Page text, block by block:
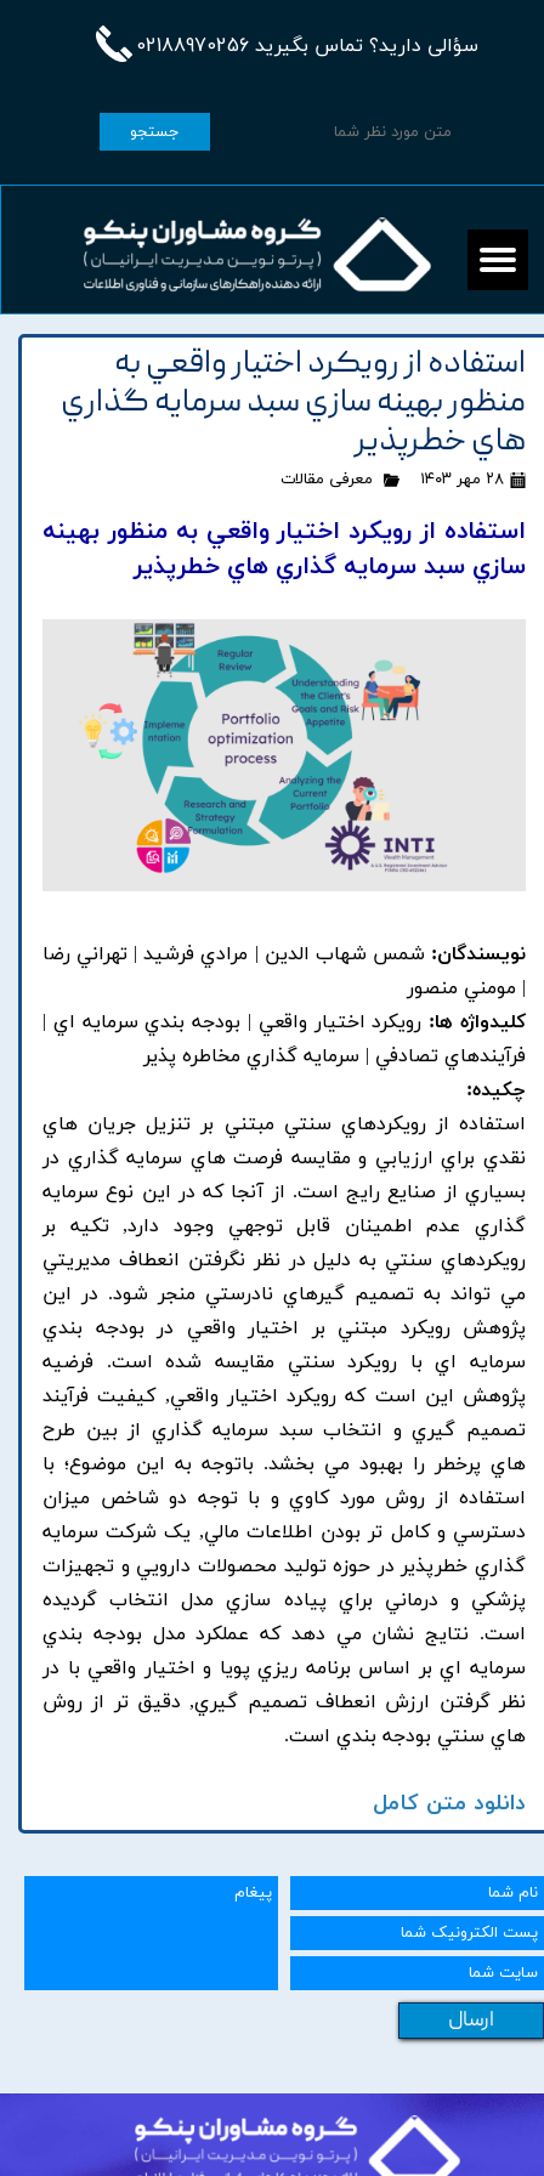
سؤالی دارید؟ تماس بگیرید 02188970256
جستجو
استفاده از رويکرد اختيار واقعي به
منظور بهينه سازي سبد سرمايه گذاري
هاي خطرپذير
۲۸ مهر ۱۴۰۳ معرفی مقالات
استفاده از رويکرد اختيار واقعي به منظور بهينه
سازي سبد سرمايه گذاري هاي خطرپذير
نویسندگان: شمس شهاب الدين | مرادي فرشيد | تهراني رضا
| مومني منصور
کلیدواژه ها: رويکرد اختيار واقعي | بودجه بندي سرمايه اي |
فرآيندهاي تصادفي | سرمايه گذاري مخاطره پذير
چکیده:
استفاده از رويکردهاي سنتي مبتني بر تنزيل جريان هاي
نقدي براي ارزيابي و مقايسه فرصت هاي سرمايه گذاري در
بسياري از صنايع رايج است. از آنجا که در اين نوع سرمايه
گذاري عدم اطمينان قابل توجهي وجود دارد, تکيه بر
رويکردهاي سنتي به دليل در نظر نگرفتن انعطاف مديريتي
مي تواند به تصميم گيرهاي نادرستي منجر شود. در اين
پژوهش رويکرد مبتني بر اختيار واقعي در بودجه بندي
سرمايه اي با رويکرد سنتي مقايسه شده است. فرضيه
پژوهش اين است که رويکرد اختيار واقعي, کيفيت فرآيند
تصميم گيري و انتخاب سبد سرمايه گذاري از بين طرح
هاي پرخطر را بهبود مي بخشد. باتوجه به اين موضوع؛ با
استفاده از روش مورد کاوي و با توجه دو شاخص ميزان
دسترسي و کامل تر بودن اطلاعات مالي, يک شرکت سرمايه
گذاري خطرپذير در حوزه توليد محصولات دارويي و تجهيزات
پزشکي و درماني براي پياده سازي مدل انتخاب گرديده
است. نتايج نشان مي دهد که عملکرد مدل بودجه بندي
سرمايه اي بر اساس برنامه ريزي پويا و اختيار واقعي با در
نظر گرفتن ارزش انعطاف تصميم گيري, دقيق تر از روش
هاي سنتي بودجه بندي است.
دانلود متن کامل
ارسال